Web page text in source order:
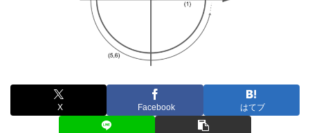
X Facebook はてブ